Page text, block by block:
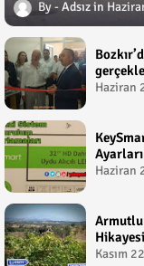
Adsız
Haziran
Çetin
Haziran
Armutlu
Kasım